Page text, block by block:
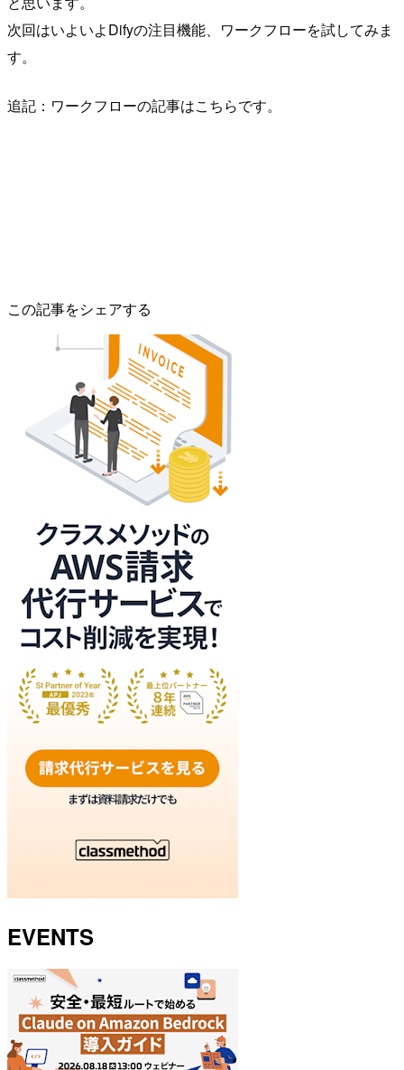
次回はいよいよDifyの注目機能、ワークフローを試してみま
す。
追記：ワークフローの記事はこちらです。
この記事をシェアする
EVENTS